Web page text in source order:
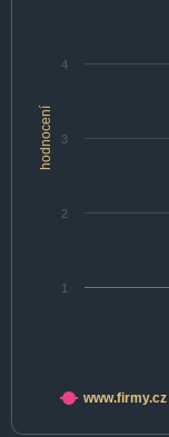
hodnocení
1
2
3
4
www.firmy.cz